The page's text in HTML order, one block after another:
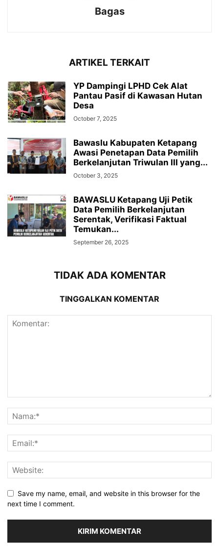
Bagas
ARTIKEL TERKAIT
YP Dampingi LPHD Cek Alat
Pantau Pasif di Kawasan Hutan
Desa
October 7, 2025
Bawaslu Kabupaten Ketapang
Awasi Penetapan Data Pemilih
Berkelanjutan Triwulan III yang...
October 3, 2025
BAWASLU Ketapang Uji Petik
Data Pemilih Berkelanjutan
Serentak, Verifikasi Faktual
Temukan...
September 26, 2025
TIDAK ADA KOMENTAR
TINGGALKAN KOMENTAR
Save my name, email, and website in this browser for the
next time I comment.